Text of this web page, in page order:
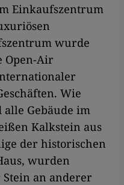
Einkaufszentrum
wurde
Open-Air
Wie
Gebäude im
Kalkstein aus
der historischen
wurden
an anderer